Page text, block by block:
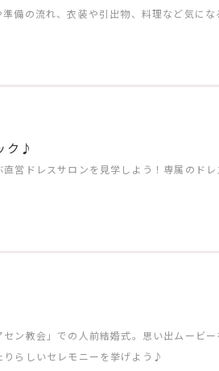
備の流れ、衣装や引出物、料理など気にな
ク♪
営ドレスサロンを見学しよう！専属のド
ン教会」での人前結婚式。思い出ムービー
らしいセレモニーを挙げよう♪